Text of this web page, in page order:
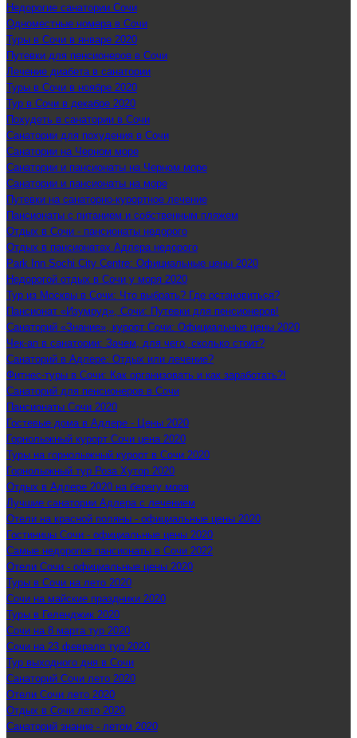
Недорогие санатории Сочи
Одноместные номера в Сочи
Туры в Сочи в январе 2020
Путевки для пенсионеров в Сочи
Лечение диабета в санатории
Туры в Сочи в ноябре 2020
Тур в Сочи в декабре 2020
Похудеть в санатории в Сочи
Санатории для похудения в Сочи
Санатории на Черном море
Санатории и пансионаты на Черном море
Санатории и пансионаты на море
Путевки на санаторно-курортное лечение
Пансионаты с питанием и собственным пляжем
Отдых в Сочи - пансионаты недорого
Отдых в пансионатах Адлера недорого
Park Inn Sochi City Centre: Официальные цены 2020
Недорогой отдых в Сочи у моря 2020
Тур из Москвы в Сочи: Что выбрать? Где остановиться?
Пансионат «Изумруд», Сочи: Путевки для пенсионеров!
Санаторий «Знание», курорт Сочи: Официальные цены 2020
Чек-ап в санатории: Зачем, для чего, сколько стоит?
Санаторий в Адлере: Отдых или лечение?
Фитнес-туры в Сочи: Как организовать и как заработать?!
Санаторий для пенсионеров в Сочи
Пансионаты Сочи 2020
Гостевые дома в Адлере - Цены 2020
Горнолыжный курорт Сочи цена 2020
Туры на горнолыжный курорт в Сочи 2020
Горнолыжный тур Роза Хутор 2020
Отдых в Адлере 2020 на берегу моря
Лучшие санатории Адлера с лечением
Отели на красной поляны - официальные цены 2020
Гостиницы Сочи - официальные цены 2020
Самые недорогие пансионаты в Сочи 2022
Отели Сочи - официальные цены 2020
Туры в Сочи на лето 2020
Сочи на майские праздники 2020
Туры в Геленджик 2020
Сочи на 8 марта тур 2020
Сочи на 23 февраля тур 2020
Тур выходного дня в Сочи
Санаторий Сочи лето 2020
Отели Сочи лето 2020
Отдых в Сочи лето 2020
Санаторий знание - летом 2020